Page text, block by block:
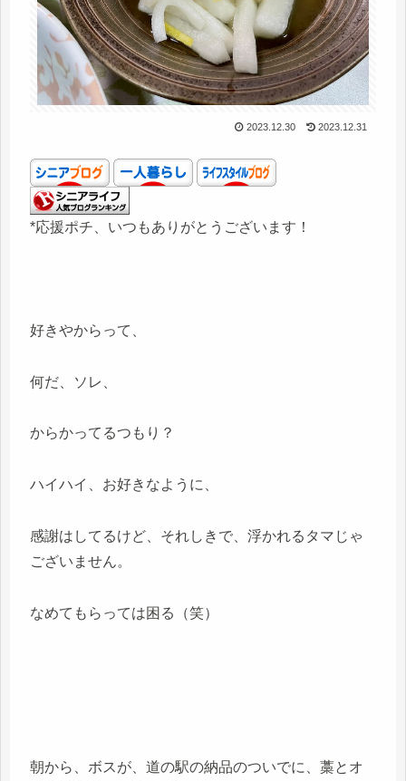
2023.12.30 2023.12.31
*応援ポチ、いつもありがとうございます！
好きやからって、
何だ、ソレ、
からかってるつもり？
ハイハイ、お好きなように、
感謝はしてるけど、それしきで、浮かれるタマじゃ
ございません。
なめてもらっては困る（笑）
朝から、ボスが、道の駅の納品のついでに、藁とオ